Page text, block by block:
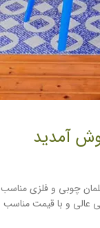
آمدید
چوبی و فلزی مناسب
عالی و با قیمت مناسب